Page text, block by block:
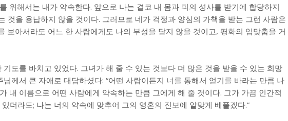
위해서는 내가 약속한다. 앞으로 나는 결코 내 몸과 피의 성사를 받기에 합당하지
것을 용납하지 않을 것이다. 그러므로 네가 걱정과 양심의 가책을 받는 그런 사람은
보아서라도 어느 한 사람에게도 나의 부성을 닫지 않을 것이고, 평화의 입맞춤을 거
도를 바치고 있었다. 그녀가 해 줄 수 있는 것보다 더 많은 것을 받을 수 있는 희망
께서 큰 자애로 대답하셨다: “어떤 사람이든지 너를 통해서 얻기를 바라는 만큼 나
내 이름으로 어떤 사람에게 약속하는 만큼 그에게 해 줄 것이다. 그가 가끔 인간적
더라도; 나는 너의 약속에 맞추어 그의 영혼의 진보에 알맞게 베풀겠다.”